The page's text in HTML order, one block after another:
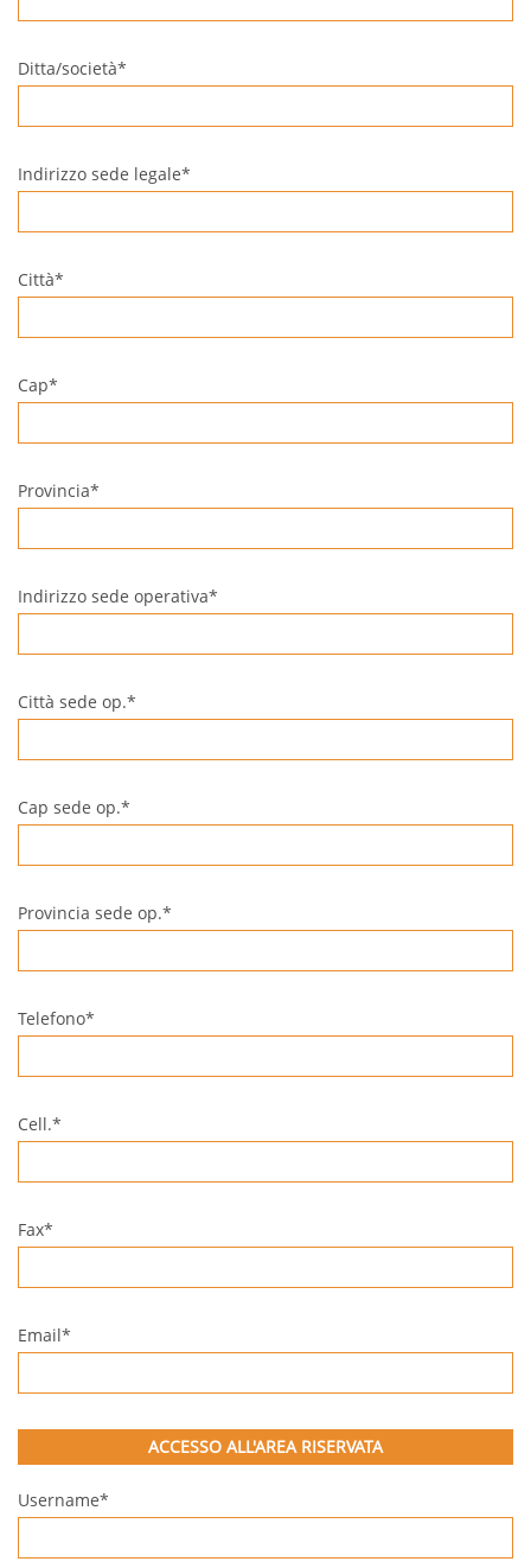
Ditta/società*
Indirizzo sede legale*
Città*
Cap*
Provincia*
Indirizzo sede operativa*
Città sede op.*
Cap sede op.*
Provincia sede op.*
Telefono*
Cell.*
Fax*
Email*
ACCESSO ALL'AREA RISERVATA
Username*